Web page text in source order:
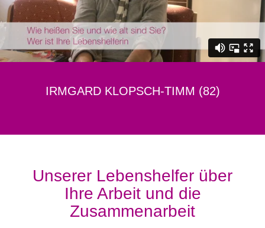
IRMGARD KLOPSCH-TIMM (82)
Unserer Lebenshelfer über
Ihre Arbeit und die
Zusammenarbeit